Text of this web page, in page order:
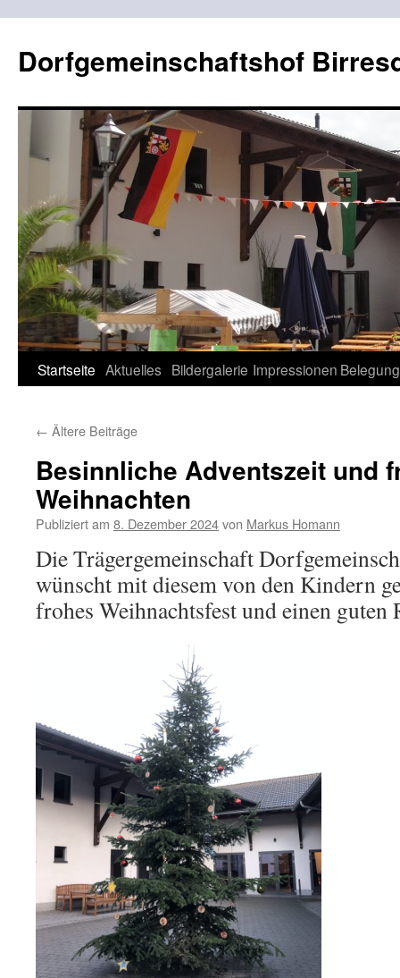
Dorfgemeinschaftshof
Zum
springen
Startseite Aktuelles Bildergalerie Impressionen
← Ältere Beiträge
Besinnliche Adventszeit und
Weihnachten
Publiziert am 8. Dezember 2024von Markus Homann
Die Trägergemeinschaft
wünscht mit diesem von den Kindern
frohes Weihnachtsfest und einen guten